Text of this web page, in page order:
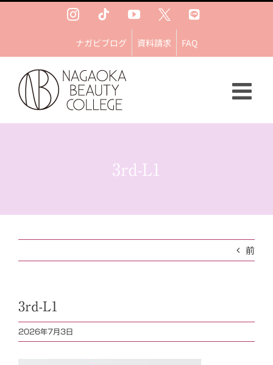
InstagramTiktokYouTube
Ｘ LINE
ナガビブログ 資料請求 FAQ
3rd-L1
前
3rd-L1
2026年7月3日